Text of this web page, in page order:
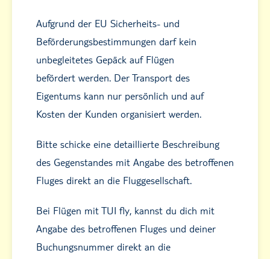
Aufgrund der EU Sicherheits- und
Beförderungsbestimmungen darf kein
unbegleitetes Gepäck auf Flügen
befördert werden. Der Transport des
Eigentums kann nur persönlich und auf
Kosten der Kunden organisiert werden.
Bitte schicke eine detaillierte Beschreibung
des Gegenstandes mit Angabe des betroffenen
Fluges direkt an die Fluggesellschaft.
Bei Flügen mit TUI fly, kannst du dich mit
Angabe des betroffenen Fluges und deiner
Buchungsnummer direkt an die